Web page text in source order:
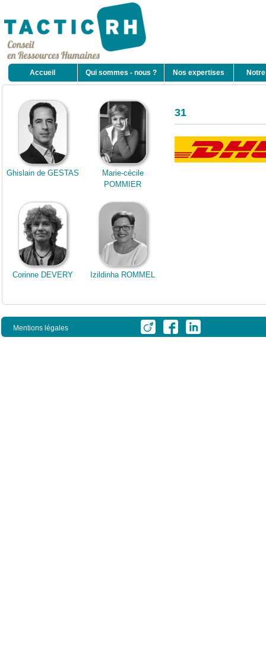
Ghislain de GESTAS
Marie-cécile
POMMIER
Corinne DEVERY Izildinha ROMMEL
31
Accueil Qui sommes - nous ? Nos expertises
Mentions légales